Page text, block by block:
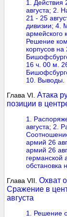
1. Действия
августа; 2.
21 - 25
дивизии; 4.
армейского
Решение
корпусов на
16 ч. 00 м.
10. Выводы
Глава VI.Атака
позиции в
1.
августа; 2.
армий 26
армий 26
германской
обстановка
Глава VII.Охват
Сражение в
августа
1. Решение